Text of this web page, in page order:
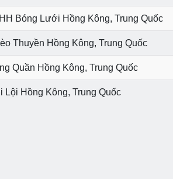
Bóng Lưới Hồng Kông, Trung Quốc
Thuyền Hồng Kông, Trung Quốc
Quần Hồng Kông, Trung Quốc
Lội Hồng Kông, Trung Quốc